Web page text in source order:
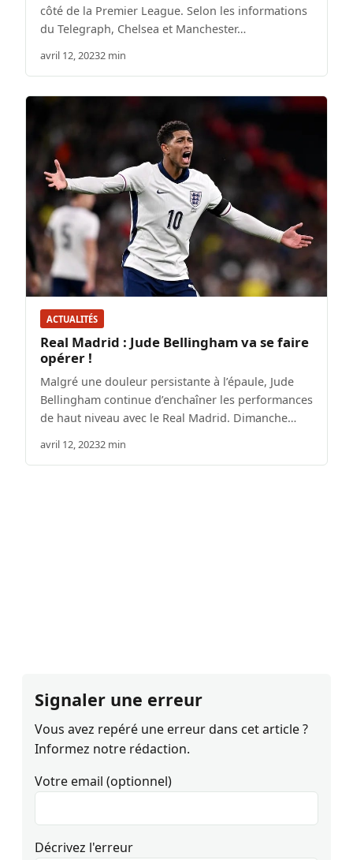
côté de la Premier League. Selon les informations
du Telegraph, Chelsea et Manchester…
avril 12, 20232 min
ACTUALITÉS
Real Madrid : Jude Bellingham va se faire
opérer !
Malgré une douleur persistante à l’épaule, Jude
Bellingham continue d’enchaîner les performances
de haut niveau avec le Real Madrid. Dimanche…
avril 12, 20232 min
Signaler une erreur
Vous avez repéré une erreur dans cet article ?
Informez notre rédaction.
Votre email (optionnel)
Décrivez l'erreur